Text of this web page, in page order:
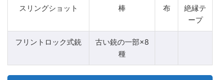
スリングショット 棒 布
絶縁テ
ープ
フリントロック式銃
古い銃の一部×8
種